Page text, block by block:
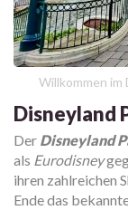
Willkommen
Disneyland
Der Disneyland
als Eurodisney
ihren zahlreichen
Ende das